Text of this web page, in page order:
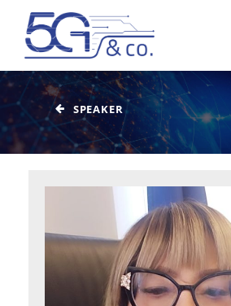
SPEAKER